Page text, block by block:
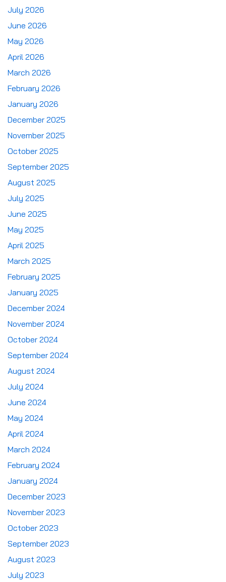
July 2026
June 2026
May 2026
April 2026
March 2026
February 2026
January 2026
December 2025
November 2025
October 2025
September 2025
August 2025
July 2025
June 2025
May 2025
April 2025
March 2025
February 2025
January 2025
December 2024
November 2024
October 2024
September 2024
August 2024
July 2024
June 2024
May 2024
April 2024
March 2024
February 2024
January 2024
December 2023
November 2023
October 2023
September 2023
August 2023
July 2023